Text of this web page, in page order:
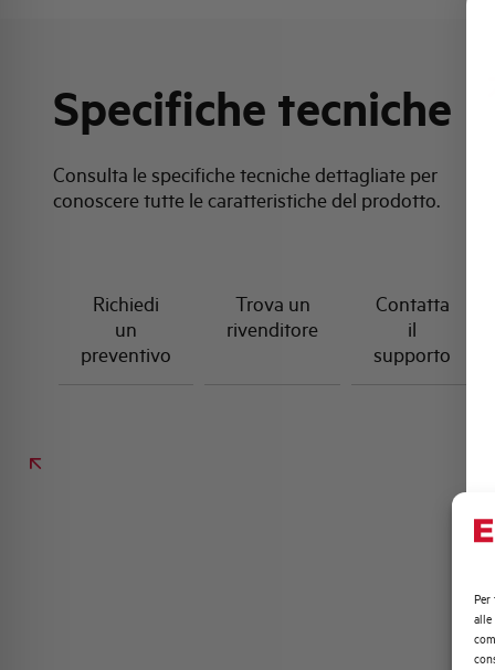
Per
alle
Specifiche tecniche
Consulta le specifiche tecniche dettagliate per
conoscere tutte le caratteristiche del prodotto.
Richiedi
un
preventivo
Trova un
rivenditore
Contatta
il
supporto